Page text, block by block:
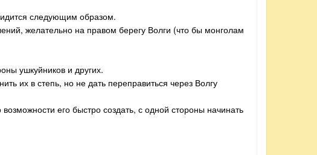
следующим образом.
желательно на правом берегу Волги (что бы монголам
ушкуйников и других.
их в степь, но не дать переправиться через Волгу
его быстро создать, с одной стороны начинать